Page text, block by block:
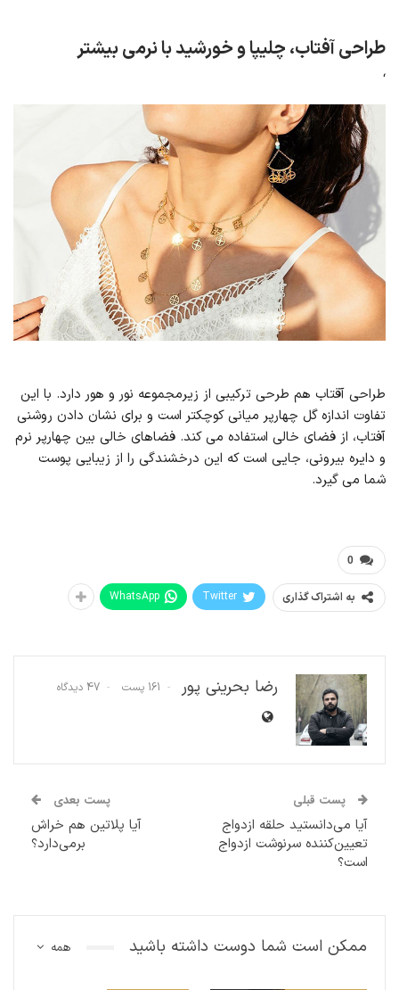
طراحی آفتاب، چلیپا و خورشید با نرمی بیشتر
‘
طراحی آقتاب هم طرحی ترکیبی از زیرمجموعه نور و هور دارد. با این
تفاوت اندازه گل چهارپر میانی کوچکتر است و برای نشان دادن روشنی
آفتاب، از فضای خالی استفاده می کند. فضاهای خالی بین چهارپر نرم
و دایره بیرونی، جایی است که این درخشندگی را از زیبایی پوست
شما می گیرد.
0
به اشتراک گذاری Twitter
WhatsApp
رضا بحرینی پور 161 پست 47 دیدگاه
پست قبلی
آیا می‌دانستید حلقه ازدواج
تعیین‌کننده سرنوشت ازدواج
است؟
پست بعدی
آیا پلاتین هم خراش
برمی‌دارد؟
همه ممکن است شما دوست داشته باشید